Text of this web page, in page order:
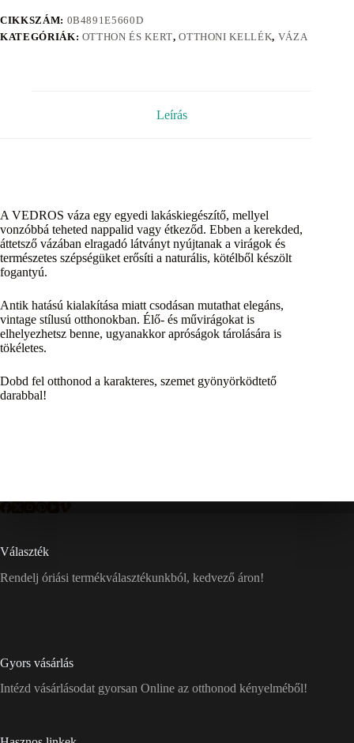
CIKKSZÁM: 0B4891E5660D
KATEGÓRIÁK: OTTHON ÉS KERT,OTTHONI KELLÉK, VÁZA
Leírás
A VEDROS váza egy egyedi lakáskiegészítő, mellyel
vonzóbbá teheted nappalid vagy étkeződ. Ebben a kerekded,
áttetsző vázában elragadó látványt nyújtanak a virágok és
természetes szépségüket erősíti a naturális, kötélből készölt
fogantyú.
Antik hatású kialakítása miatt csodásan mutathat elegáns,
vintage stílusú otthonokban. Élő- és művirágokat is
elhelyezhetsz benne, ugyanakkor apróságok tárolására is
tökéletes.
Dobd fel otthonod a karakteres, szemet gyönyörködtető
darabbal!
Választék
Rendelj óriási termékválasztékunkból, kedvező áron!
Gyors vásárlás
Intézd vásárlásodat gyorsan Online az otthonod kényelméből!